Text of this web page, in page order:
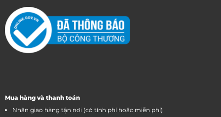
Mua hàng và thanh toán
Nhận giao hàng tận nơi (có tính phí hoặc miễn phí)